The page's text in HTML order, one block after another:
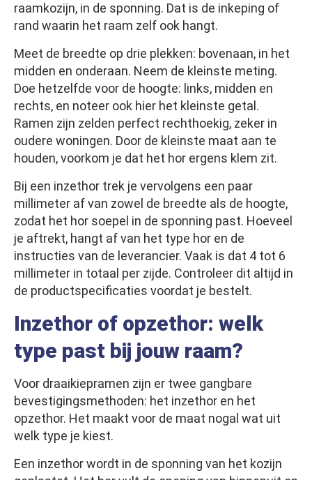
raamkozijn, in de sponning. Dat is de inkeping of
rand waarin het raam zelf ook hangt.
Meet de breedte op drie plekken: bovenaan, in het
midden en onderaan. Neem de kleinste meting.
Doe hetzelfde voor de hoogte: links, midden en
rechts, en noteer ook hier het kleinste getal.
Ramen zijn zelden perfect rechthoekig, zeker in
oudere woningen. Door de kleinste maat aan te
houden, voorkom je dat het hor ergens klem zit.
Bij een inzethor trek je vervolgens een paar
millimeter af van zowel de breedte als de hoogte,
zodat het hor soepel in de sponning past. Hoeveel
je aftrekt, hangt af van het type hor en de
instructies van de leverancier. Vaak is dat 4 tot 6
millimeter in totaal per zijde. Controleer dit altijd in
de productspecificaties voordat je bestelt.
Inzethor of opzethor: welk
type past bij jouw raam?
Voor draaikiepramen zijn er twee gangbare
bevestigingsmethoden: het inzethor en het
opzethor. Het maakt voor de maat nogal wat uit
welk type je kiest.
Een inzethor wordt in de sponning van het kozijn